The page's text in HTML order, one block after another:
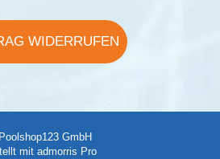
WIDERRUFEN
GmbH
mit admorris Pro